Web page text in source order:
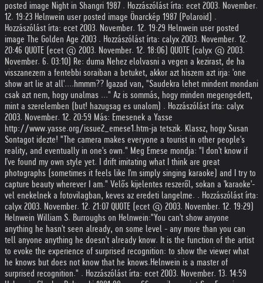
posted image Night in Shangri 1987 . Hozzászólást írta: ecet 2003. November.
12. 19:23 Helnwein user posted image Önarckép 1987 (Polaroid) .
Hozzászólást írta: ecet 2003. November. 12. 19:29 Helnwein user posted
image The Golden Age 2003 . Hozzászólást írta: calyx 2003. November. 12.
20:46 QUOTE (ecet @ 2003. November. 12. 18:06) QUOTE (calyx @ 2003.
November. 6. 03:10) Re: duma Nehez elolvasni a vegen a kezirast, de ha
visszanezem a fentebbi soraiban a betuket, akkor azt hiszem azt irja: 'one
show art lie at all'....hmmm?? Igazad van, "Saudekra lehet mindent mondani
csak azt nem, hogy unalmas ..." Az is sommás, hogy minden megengedett,
mint a szerelemben (but! hazugsag es unalom) . Hozzászólást írta: calyx
2003. November. 12. 20:59 Más: Emesenek a Yasse
http://www.yasse.org/issue2_emese1.htm-ja tetszik. Klassz, hogy Susan
Sontagot idezte! "The camera makes everyone a tourist in other people's
reality, and eventually in one's own." Meg Emese mondja: "I don't know if
I've found my own style yet. I drift imitating what I think are great
photographs (sometimes it feels like I'm simply singing karaoke) and I try to
capture beauty wherever I am." Velős kijelentes reszeről, sokan a 'karaoke'-
vel enekelnek a fotovilagban, keves az eredeti langelme. . Hozzászólást írta:
calyx 2003. November. 12. 21:07 QUOTE (ecet @ 2003. November. 12. 19:29)
Helnwein William S. Burroughs on Helnwein:"You can't show anyone
anything he hasn't seen already, on some level - any more than you can
tell anyone anything he doesn't already know. It is the function of the artist
to evoke the experience of surprised recognition: to show the viewer what
he knows but does not know that he knows.Helnwein is a master of
surprised recognition." . Hozzászólást írta: ecet 2003. November. 13. 14:59